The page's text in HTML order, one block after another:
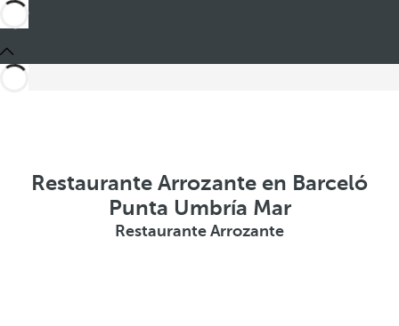
Restaurante Arrozante en Barceló
Punta Umbría Mar
Restaurante Arrozante